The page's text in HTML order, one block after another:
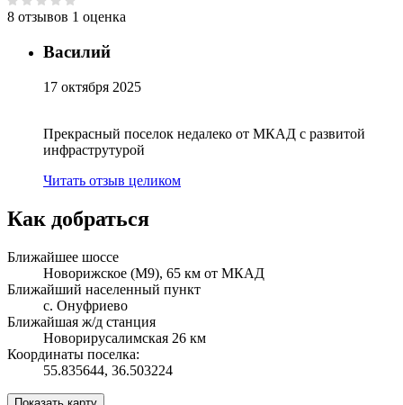
8 отзывов 1 оценка
Василий
17 октября 2025
Прекрасный поселок недалеко от МКАД с развитой
инфраструтурой
Читать отзыв целиком
Как добраться
Ближайшее шоссе
Новорижское (М9), 65 км от МКАД
Ближайший населенный пункт
c. Онуфриево
Ближайшая ж/д станция
Новорирусалимская 26 км
Координаты поселка:
55.835644, 36.503224